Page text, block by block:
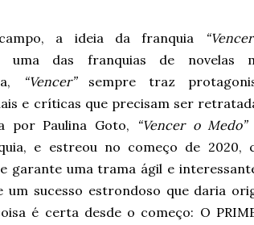
a ideia da franquia
uma das franquias de novelas
“Vencer”sempre traz
e críticas que precisam ser
por Paulina Goto,
“Vencer o Medo”
e estreou no começo de 2020,
garante uma trama ágil e
um sucesso estrondoso que daria
é certa desde o começo: O